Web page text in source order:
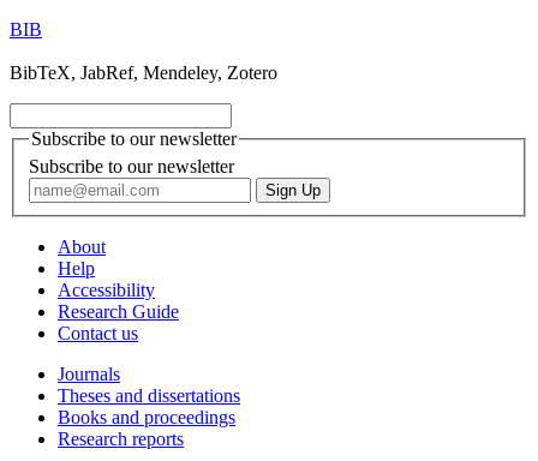
BIB
BibTeX, JabRef, Mendeley, Zotero
Subscribe to our newsletter
Subscribe to our newsletter
About
Help
Accessibility
Research Guide
Contact us
Journals
Theses and dissertations
Books and proceedings
Research reports